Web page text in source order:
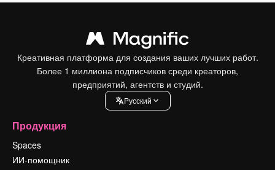
Креативная платформа для создания ваших лучших работ.
Более 1 миллиона подписчиков среди креаторов,
предприятий, агентств и студий.
Pусский
Продукция
Spaces
ИИ-помощник